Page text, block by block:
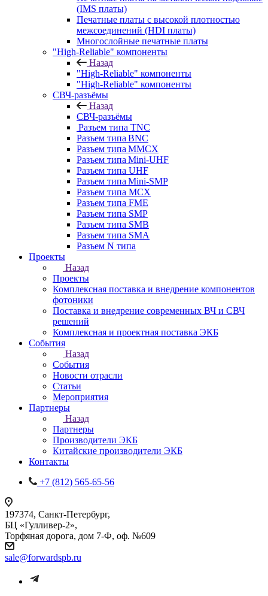
(IMS платы)
Печатные платы с высокой плотностью
межсоединений (HDI платы)
Многослойные печатные платы
"High-Reliable" компоненты
Назад
"High-Reliable" компоненты
"High-Reliable" компоненты
СВЧ-разъёмы
Назад
СВЧ-разъёмы
Разъем типа TNC
Разъем типа BNC
Разъем типа MMCX
Разъем типа Mini-UHF
Разъем типа UHF
Разъем типа Mini-SMP
Разъем типа MCX
Разъем типа FME
Разъем типа SMP
Разъем типа SMB
Разъем типа SMA
Разъем N типа
Проекты
Назад
Проекты
Комплексная поставка и внедрение компонентов
фотоники
Поставка и внедрение современных ВЧ и СВЧ
решений
Комплексная и проектная поставка ЭКБ
События
Назад
События
Новости отрасли
Статьи
Мероприятия
Партнеры
Назад
Партнеры
Производители ЭКБ
Китайские производители ЭКБ
Контакты
+7 (812) 565-65-56
197374, Санкт-Петербург,
БЦ «Гулливер-2»,
Торфяная дорога, дом 7-Ф, оф. №609
sale@forwardspb.ru